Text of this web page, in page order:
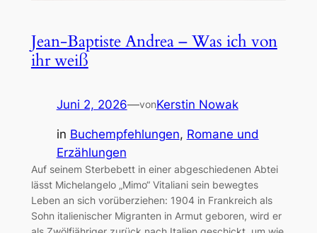
Jean-Baptiste Andrea – Was ich von
ihr weiß
Juni 2, 2026—vonKerstin Nowak
in Buchempfehlungen, Romane und
Erzählungen
Auf seinem Sterbebett in einer abgeschiedenen Abtei
lässt Michelangelo „Mimo“ Vitaliani sein bewegtes
Leben an sich vorüberziehen: 1904 in Frankreich als
Sohn italienischer Migranten in Armut geboren, wird er